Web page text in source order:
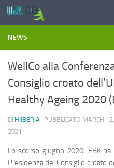
Salta al contenuto
NEWS
WellCo alla
Consiglio croato
Healthy Ageing 2020
DI HIIBERIA · PUBBLICATO MARCH
2021
Lo scorso giugno 2020, FBK
Presidenza del Consiglio croato